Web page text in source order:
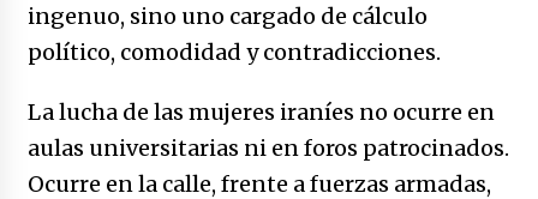
ingenuo, sino uno cargado de cálculo
político, comodidad y contradicciones.
La lucha de las mujeres iraníes no ocurre en
aulas universitarias ni en foros patrocinados.
Ocurre en la calle, frente a fuerzas armadas,